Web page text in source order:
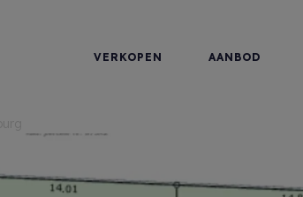
VERKOPEN AANBOD